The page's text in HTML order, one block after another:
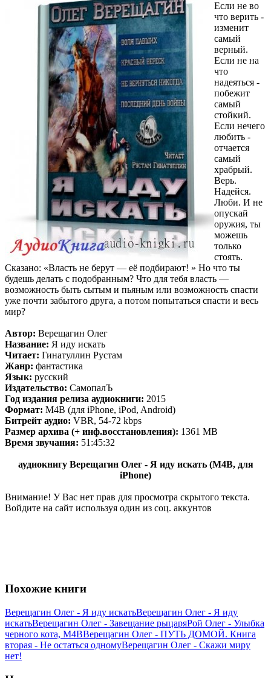
Если не во
что верить -
изменит
самый
верный.
Если не на
что
надеяться -
побежит
самый
стойкий.
Если нечего
любить -
отчается
самый
храбрый.
Верь.
Надейся.
Люби. И не
опускай
оружия, ты
можешь
только
стоять.
Сказано: «Власть не берут — её подбирают! » Но что ты
будешь делать с подобранным? Что для тебя власть —
возможность быть сытым и пьяным или возможность спасти
уже почти забытого друга, а потом попытаться спасти и весь
мир?
Автор: Верещагин Олег
Название: Я иду искать
Читает: Гинатуллин Рустам
Жанр: фантастика
Язык: русский
Издательство: СамопалЪ
Год издания релиза аудиокниги: 2015
Формат: M4B (для iPhone, iPod, Android)
Битрейт аудио: VBR, 54-72 kbps
Размер архива (+ инф.восстановления): 1361 MB
Время звучания: 51:45:32
аудиокнигу Верещагин Олег - Я иду искать (M4B, для
iPhone)
Внимание! У Вас нет прав для просмотра скрытого текста.
Войдите на сайт используя один из соц. аккунтов
Похожие книги
Верещагин Олег - Я иду искатьВерещагин Олег - Я иду
искатьВерещагин Олег - Завещание рыцаряРой Олег - Улыбка
черного кота, М4ВВерещагин Олег - ПУТЬ ДОМОЙ. Книга
вторая - Не остаться одномуВерещагин Олег - Скажи миру
нет!